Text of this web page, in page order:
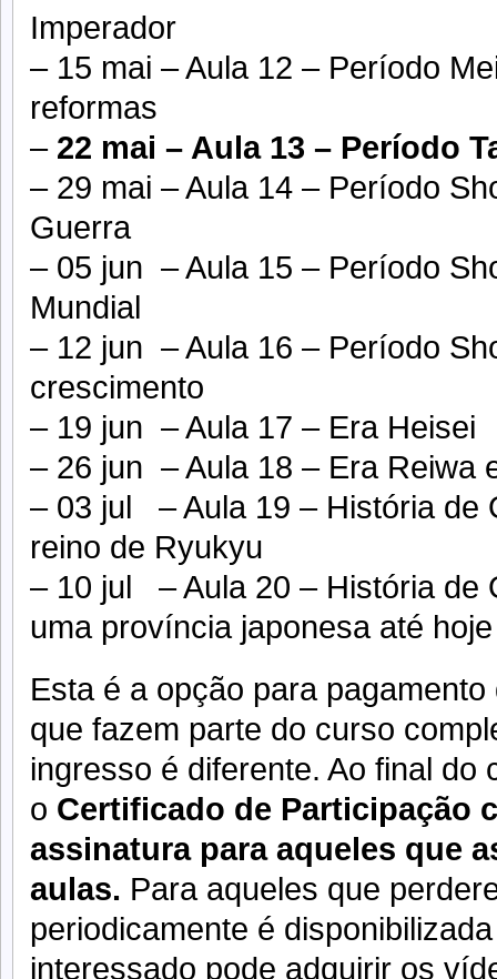
Imperador
– 15 mai – Aula 12 – Período
reformas
–22 mai – Aula 13 – Período
– 29 mai – Aula 14 – Período
Guerra
– 05 jun – Aula 15 – Período
Mundial
– 12 jun – Aula 16 – Período
crescimento
– 19 jun – Aula 17 – Era Heisei
– 26 jun – Aula 18 – Era Reiwa
– 03 jul – Aula 19 – História de
reino de Ryukyu
– 10 jul – Aula 20 – História de
uma província japonesa até hoje
Esta é a opção para
que fazem parte do curso
ingresso é diferente. Ao final do
o Certificado de Participação
assinatura para aqueles que
aulas. Para aqueles que
periodicamente é
interessado pode adquirir os